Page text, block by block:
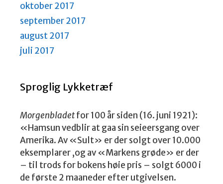
oktober 2017
september 2017
august 2017
juli 2017
Sproglig Lykketræf
Morgenbladetfor 100 år siden (16. juni 1921):
«Hamsun vedblir at gaa sin seieersgang over
Amerika. Av «Sult» er der solgt over 10.000
eksemplarer ,og av «Markens grøde» er der
– til trods for bokens høie pris – solgt 6000 i
de første 2 maaneder efter utgivelsen.